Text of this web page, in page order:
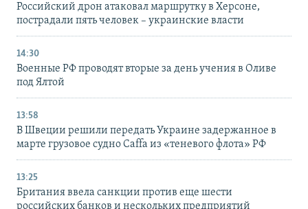
Российский дрон атаковал маршрутку в Херсоне,
пострадали пять человек – украинские власти
14:30
Военные РФ проводят вторые за день учения в Оливе
под Ялтой
13:58
В Швеции решили передать Украине задержанное в
марте грузовое судно Caffa из «теневого флота» РФ
13:25
Британия ввела санкции против еще шести
российских банков и нескольких предприятий